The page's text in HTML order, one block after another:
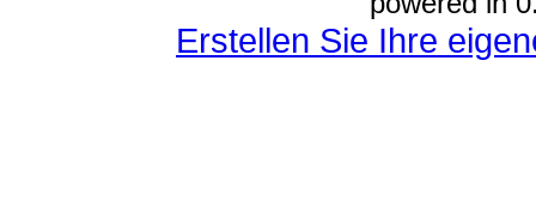
Erstellen Sie Ihre